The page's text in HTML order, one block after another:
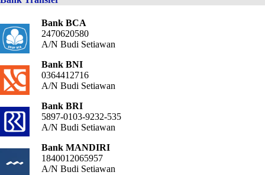
Bank BCA
2470620580
A/N Budi Setiawan
Bank BNI
0364412716
A/N Budi Setiawan
Bank BRI
5897-0103-9232-535
A/N Budi Setiawan
Bank MANDIRI
1840012065957
A/N Budi Setiawan